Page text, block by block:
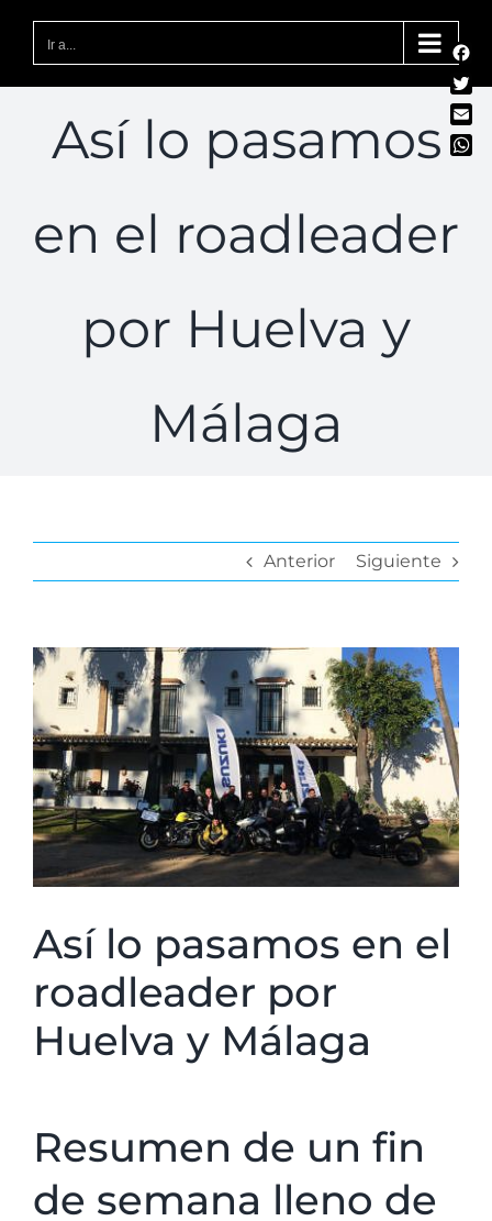
Ir a...
Así lo pasamos
en el roadleader
por Huelva y
Málaga
Anterior Siguiente
Ver
imagen
más
grande
Así lo pasamos en el
roadleader por
Huelva y Málaga
Resumen de un fin
de semana lleno de